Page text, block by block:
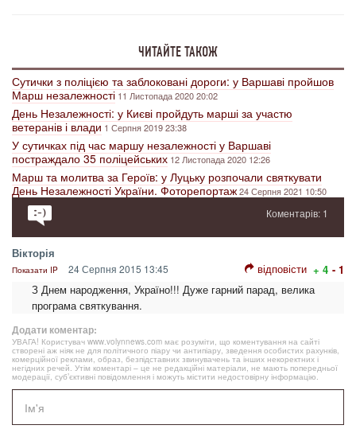
ЧИТАЙТЕ ТАКОЖ
Сутички з поліцією та заблоковані дороги: у Варшаві пройшов
Марш незалежності 11 Листопада 2020 20:02
День Незалежності: у Києві пройдуть марші за участю
ветеранів і влади 1 Серпня 2019 23:38
У сутичках під час маршу незалежності у Варшаві
постраждало 35 поліцейських 12 Листопада 2020 12:26
Марш та молитва за Героїв: у Луцьку розпочали святкувати
День Незалежності України. Фоторепортаж24 Серпня 2021 10:50
Коментарів: 1
Вікторія
Показати IP 24 Серпня 2015 13:45 відповісти + 4 - 1
З Днем народження, Україно!!! Дуже гарний парад, велика
програма святкування.
Додати коментар:
УВАГА! Користувач www.volynnews.com має розуміти, що коментування на сайті
створені аж ніяк не для політичного піару чи антипіару, зведення особистих рахунків,
комерційної реклами, образ, безпідставних звинувачень та інших некоректних і
негідних речей. Утім коментарі – це не редакційні матеріали, не мають попередньої
модерації, суб’єктивні повідомлення і можуть містити недостовірну інформацію.